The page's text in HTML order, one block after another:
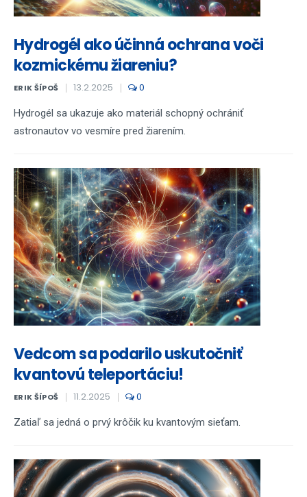
Hydrogél ako účinná ochrana voči
kozmickému žiareniu?
ERIK ŠÍPOŠ 13.2.2025 0
Hydrogél sa ukazuje ako materiál schopný ochrániť
astronautov vo vesmíre pred žiarením.
Vedcom sa podarilo uskutočniť
kvantovú teleportáciu!
ERIK ŠÍPOŠ 11.2.2025 0
Zatiaľ sa jedná o prvý krôčik ku kvantovým sieťam.